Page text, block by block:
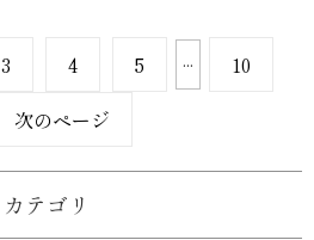
3 4 5 ...
10
次のページ
カテゴリ